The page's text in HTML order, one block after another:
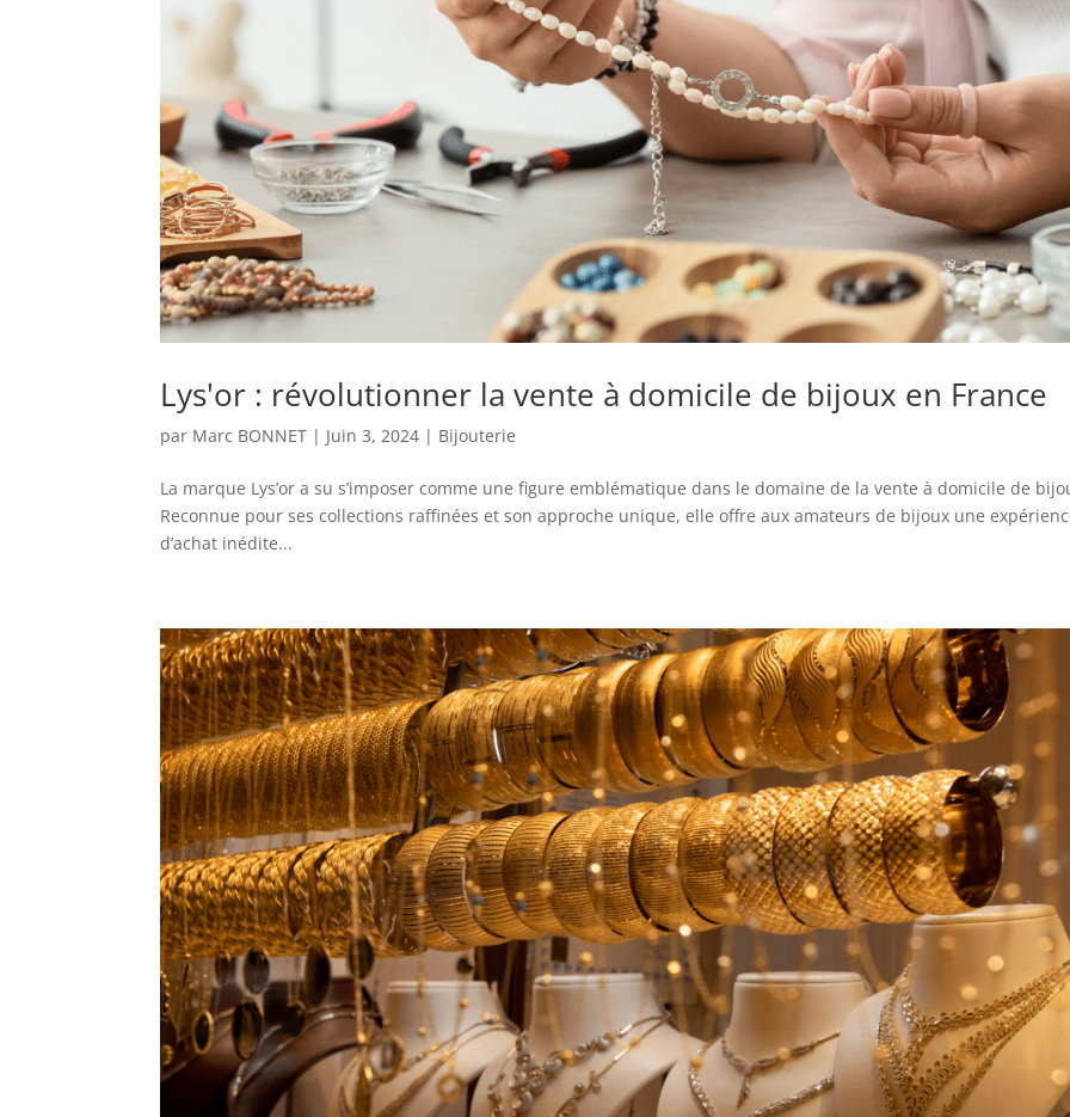
Lys'or : révolutionner la vente à domicile de bijoux en France
par Marc BONNET | Juin 3, 2024 | Bijouterie
La marque Lys’or a su s’imposer comme une figure emblématique dans le domaine de la vente à domicile de
Reconnue pour ses collections raffinées et son approche unique, elle offre aux amateurs de bijoux une
d’achat inédite...